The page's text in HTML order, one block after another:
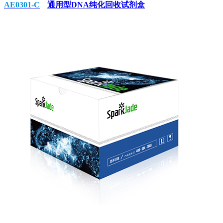
AE0301-C 通用型DNA纯化回收试剂盒